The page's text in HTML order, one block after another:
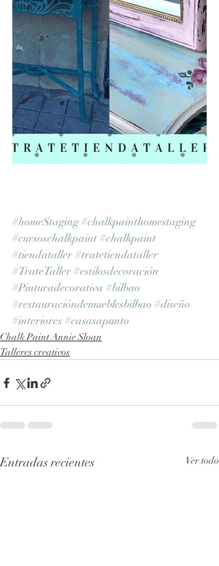
#homeStaging #chalkpainthomestaging
#cursoschalkpaint #chalkpaint
#tiendataller #tratetiendataller
#TrateTaller #estilosdecoración
#Pinturadecorativa #bilbao
#restauracióndemueblesbilbao #diseño
#interiores #casasapunto
Chalk Paint Annie Sloan
Talleres creativos
Entradas recientes Ver todo